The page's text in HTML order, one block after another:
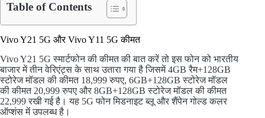
Table of Contents
Vivo Y21 5G और Vivo Y11 5G कीमत
Vivo Y21 5G स्मार्टफोन की कीमत की बात करें तो इस फोन को भारतीय
बाजार में तीन वेरिएंट्स के साथ उतारा गया है जिसमें 4GB रैम+128GB
स्टोरेज मॉडल की कीमत 18,999 रुपए, 6GB+128GB स्टोरेज मॉडल
की कीमत 20,999 रुपए और 8GB+128GB स्टोरेज मॉडल की कीमत
22,999 रखी गई है। यह 5G फोन मिडनाइट ब्लू और शैंपेन गोल्ड कलर
ऑप्शंस में उपलब्ध है।